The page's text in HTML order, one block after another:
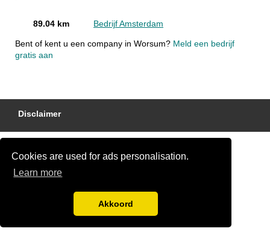
Cookies are used for ads personalisation.
Learn more
Akkoord
89.04 km Bedrijf Amsterdam
Bent of kent u een company in Worsum? Meld een bedrijf
gratis aan
Disclaimer